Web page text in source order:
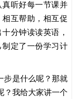
听好每一节课并
互帮助，相互促
分钟读读英语，
定了一份学习计
步是什么呢？那就
？我给大家讲一个